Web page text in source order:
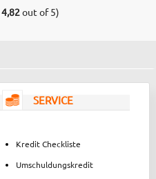
4,82out of 5)
SERVICE
Kredit Checkliste
Umschuldungskredit